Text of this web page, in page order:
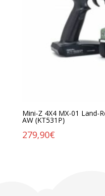
Mini-Z 4X4 MX-01 Land-
AW (KT531P)
279,90€